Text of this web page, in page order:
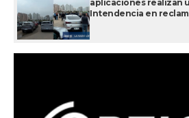
aplicaciones realizan
Intendencia en